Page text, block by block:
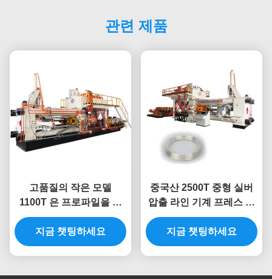
관련 제품
고품질의 작은 모델
1100T 은 프로파일을 위
한 은 진압 기계
지금 챗팅하세요
중국산 2500T 중형 실버
압출 라인 기계 프레스 프
로파일
지금 챗팅하세요